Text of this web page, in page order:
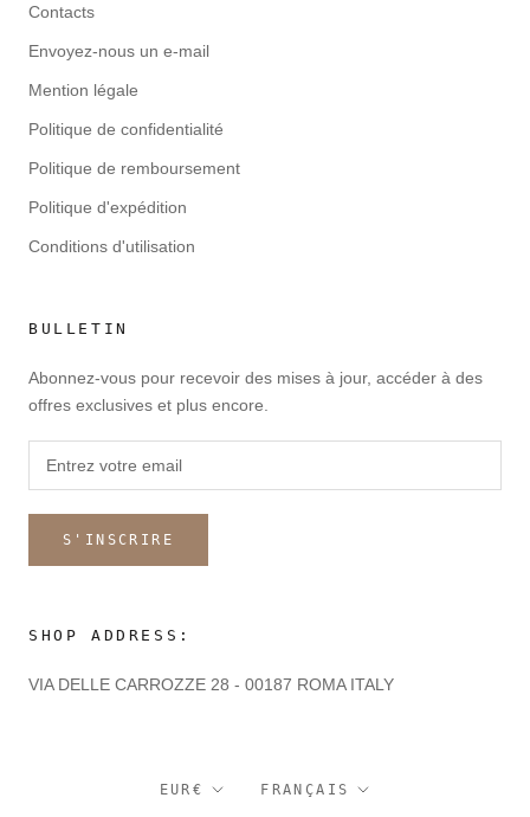
Contacts
Envoyez-nous un e-mail
Mention légale
Politique de confidentialité
Politique de remboursement
Politique d'expédition
Conditions d'utilisation
BULLETIN
Abonnez-vous pour recevoir des mises à jour, accéder à des
offres exclusives et plus encore.
S'INSCRIRE
SHOP ADDRESS:
VIA DELLE CARROZZE 28 - 00187 ROMA ITALY
Devise
EUR€ Langue
FRANÇAIS